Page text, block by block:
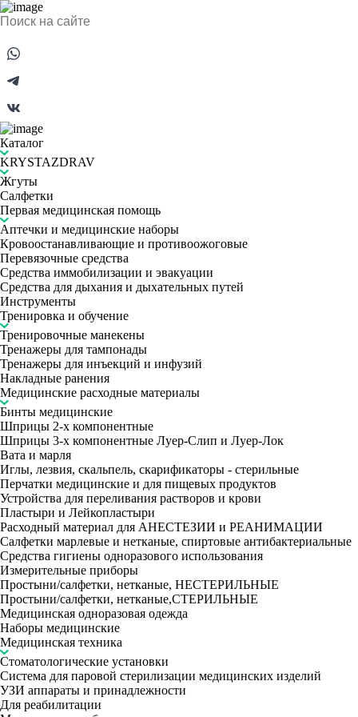
Каталог
KRYSTAZDRAV
Жгуты
Салфетки
Первая медицинская помощь
Аптечки и медицинские наборы
Кровоостанавливающие и противоожоговые
Перевязочные средства
Средства иммобилизации и эвакуации
Средства для дыхания и дыхательных путей
Инструменты
Тренировка и обучение
Тренировочные манекены
Тренажеры для тампонады
Тренажеры для инъекций и инфузий
Накладные ранения
Медицинские расходные материалы
Бинты медицинские
Шприцы 2-х компонентные
Шприцы 3-х компонентные Луер-Слип и Луер-Лок
Вата и марля
Иглы, лезвия, скальпель, скарификаторы - стерильные
Перчатки медицинские и для пищевых продуктов
Устройства для переливания растворов и крови
Пластыри и Лейкопластыри
Расходный материал для АНЕСТЕЗИИ и РЕАНИМАЦИИ
Салфетки марлевые и нетканые, спиртовые антибактериальные
Средства гигиены одноразового использования
Измерительные приборы
Простыни/салфетки, нетканые, НЕСТЕРИЛЬНЫЕ
Простыни/салфетки, нетканые,СТЕРИЛЬНЫЕ
Медицинская одноразовая одежда
Наборы медицинские
Медицинская техника
Стоматологические установки
Система для паровой стерилизации медицинских изделий
УЗИ аппараты и принадлежности
Для реабилитации